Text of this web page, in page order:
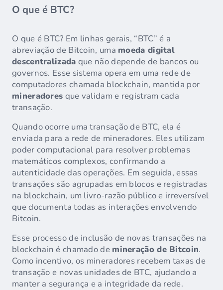
O que é BTC?
O que é BTC? Em linhas gerais, “BTC” é a
abreviação de Bitcoin, uma moeda digital
descentralizada que não depende de bancos ou
governos. Esse sistema opera em uma rede de
computadores chamada blockchain, mantida por
mineradores que validam e registram cada
transação.
Quando ocorre uma transação de BTC, ela é
enviada para a rede de mineradores. Eles utilizam
poder computacional para resolver problemas
matemáticos complexos, confirmando a
autenticidade das operações. Em seguida, essas
transações são agrupadas em blocos e registradas
na blockchain, um livro-razão público e irreversível
que documenta todas as interações envolvendo
Bitcoin.
Esse processo de inclusão de novas transações na
blockchain é chamado de mineração de Bitcoin.
Como incentivo, os mineradores recebem taxas de
transação e novas unidades de BTC, ajudando a
manter a segurança e a integridade da rede.